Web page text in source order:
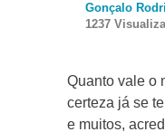
Gonçalo
1237
Quanto vale o
certeza já se
e muitos,